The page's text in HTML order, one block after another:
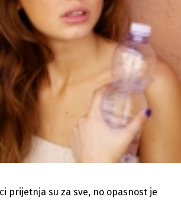
prijetnja su za sve, no opasnost je